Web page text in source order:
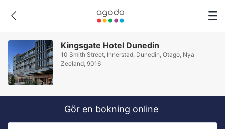
Kingsgate Hotel Dunedin
10 Smith Street, Innerstad, Dunedin, Otago, Nya
Zeeland, 9016
Gör en bokning online